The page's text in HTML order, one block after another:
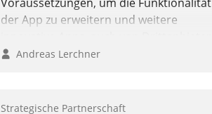
der App zu erweitern und weitere
in SAP zu integrieren.
Andreas Lerchner
Strategische Partnerschaft